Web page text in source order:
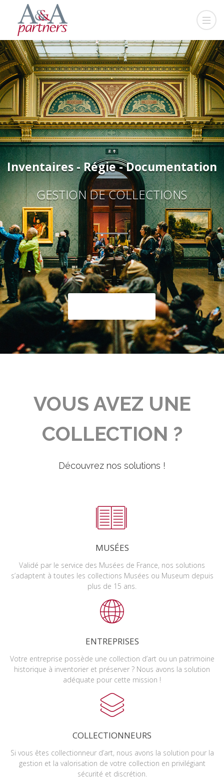
Inventaires - Régie - Documentation
GESTION DE COLLECTIONS
VOUS AVEZ UNE
COLLECTION ?
Découvrez nos solutions !
MUSÉES
Validé par le service des Musées de France, nos solutions
s’adaptent à toutes les collections Musées ou Museum depuis
plus de 15 ans.
ENTREPRISES
Votre entreprise possède une collection d’art ou un patrimoine
historique à inventorier et préserver ? Nous avons la solution
adéquate pour cette mission !
COLLECTIONNEURS
Si vous êtes collectionneur d’art, nous avons la solution pour la
gestion et la valorisation de votre collection en privilégiant
sécurité et discrétion.